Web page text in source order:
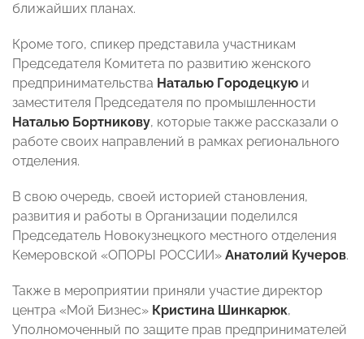
ближайших планах.
Кроме того, спикер представила участникам
Председателя Комитета по развитию женского
предпринимательства Наталью Городецкую и
заместителя Председателя по промышленности
Наталью Бортникову, которые также рассказали о
работе своих направлений в рамках регионального
отделения.
В свою очередь, своей историей становления,
развития и работы в Организации поделился
Председатель Новокузнецкого местного отделения
Кемеровской «ОПОРЫ РОССИИ» Анатолий Кучеров.
Также в мероприятии приняли участие директор
центра «Мой Бизнес» Кристина Шинкарюк,
Уполномоченный по защите прав предпринимателей